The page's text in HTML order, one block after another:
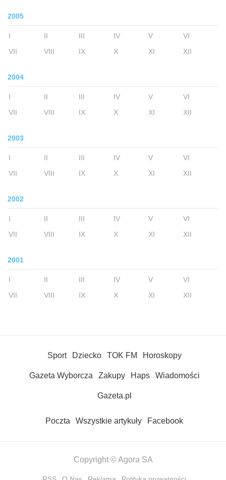
2005
I II III IV V
VI
VII
VIII IX X XI XII
2004
I II III IV V
VI
VII
VIII IX X XI XII
2003
I II III IV V
VI
VII
VIII IX X XI XII
2002
I II III IV V
VI
VII
VIII IX X XI XII
2001
I II III IV V
VI
VII
VIII IX X XI XII
Sport Dziecko TOK FM Horoskopy
Gazeta Wyborcza Zakupy Haps Wiadomości
Gazeta.pl
Poczta Wszystkie artykuły Facebook
Copyright © Agora SA